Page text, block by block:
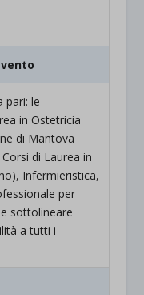
pari: le
in Ostetricia
di Mantova
di Laurea in
Infermieristica,
per
sottolineare
a tutti i